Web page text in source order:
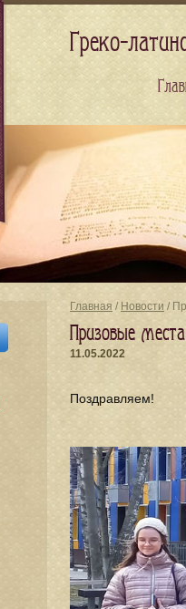
Главная / Новости /
Призовые
11.05.2022
Поздравляем!
Греко-